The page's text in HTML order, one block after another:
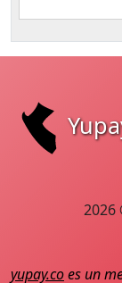
2026
yupay.coes un